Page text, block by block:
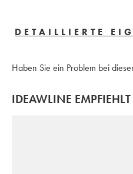
DETAILLIERTE
Haben Sie ein Problem bei
IDEAWLINE